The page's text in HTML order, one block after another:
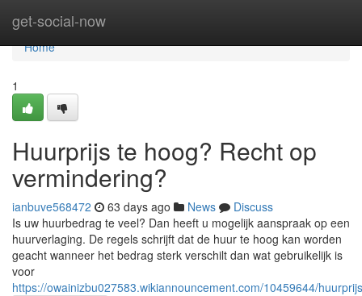
get-social-now
Home
Home
1
Huurprijs te hoog? Recht op
vermindering?
ianbuve568472 63 days ago News
Discuss
Is uw huurbedrag te veel? Dan heeft u mogelijk aanspraak op een
huurverlaging. De regels schrijft dat de huur te hoog kan worden
geacht wanneer het bedrag sterk verschilt dan wat gebruikelijk is
voor
https://owainizbu027583.wikiannouncement.com/10459644/